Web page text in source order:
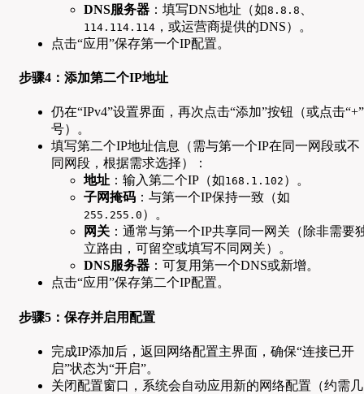
DNS服务器 ：填写DNS地址（如8.8.8
114.114.114 ，或运营商提供的DNS）。
点击“应用”保存第一个IP配置。
步骤4：添加第二个IP地址
仍在“IPv4”设置界面，再次点击“添加”按钮（或点击“+”
号）。
填写第二个IP地址信息（需与第一个IP在同一网段或不
同网段，根据需求选择）：
地址 ：输入第二个IP（如168.1.102 ）。
子网掩码 ：与第一个IP保持一致（如
255.255.0 ）。
网关 ：通常与第一个IP共享同一网关（除非需要
立路由，可留空或填写不同网关）。
DNS服务器 ：可复用第一个DNS或新增。
点击“应用”保存第二个IP配置。
步骤5：保存并启用配置
完成IP添加后，返回网络配置主界面，确保“连接已开
启”状态为“开启”。
关闭配置窗口，系统会自动应用新的网络配置（约需几